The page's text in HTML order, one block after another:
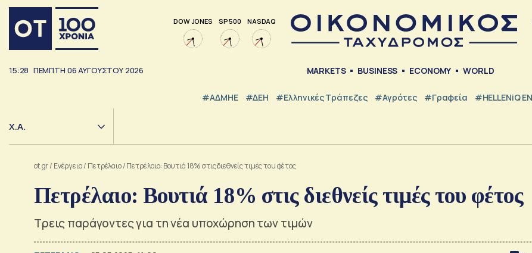
DOW JONES SP 500 NASDAQ
15:28 ΠΕΜΠΤΗ 06ΑΥΓΟΥΣΤΟΥ 2026 MARKETS BUSINESS ECONOMY WORLD
#ΑΔΜΗΕ #ΔΕΗ #ελληνικές Τράπεζες #Αγρότες #Γραφεία #HELLENiQ
Χ.Α.
ot.gr/ Ενέργεια/ Πετρέλαιο/Πετρέλαιο: Βουτιά 18% στις διεθνείς τιμές του φέτος
Πετρέλαιο: Βουτιά 18% στις διεθνείς τιμές του φέτος
Τρεις παράγοντες για τη νέα υποχώρηση των τιμών